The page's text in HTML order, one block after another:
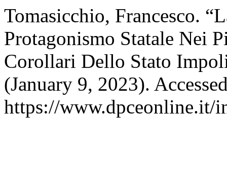
Tomasicchio, Francesco.
Protagonismo Statale Nei
Corollari Dello Stato
(January 9, 2023).
https://www.dpceonline.it/